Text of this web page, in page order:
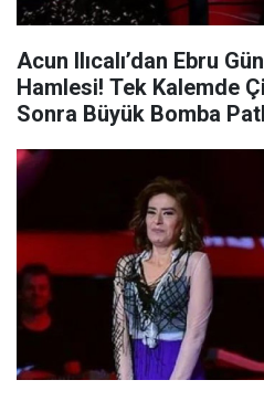
Acun Ilıcalı’dan Ebru
Hamlesi! Tek Kalemde
Sonra Büyük Bomba